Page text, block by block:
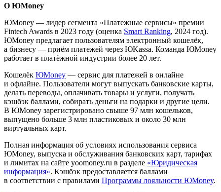
О ЮMoney
ЮMoney — лидер сегмента «Платежные сервисы» премии
Fintech Awards в 2023 году (оценка Smart Ranking, 2024 год).
ЮMoney предлагает пользователям электронный кошелёк,
а бизнесу — приём платежей через ЮKassa. Команда ЮMoney
работает в платёжной индустрии более 20 лет.
Кошелёк ЮMoney — сервис для платежей в онлайне
и офлайне. Пользователи могут выпускать банковские карты,
делать переводы, оплачивать товары и услуги, получать
кэшбэк баллами, собирать деньги на подарки и другие цели.
В ЮMoney зарегистрировано свыше 97 млн кошельков,
выпущено больше 3 млн пластиковых и около 30 млн
виртуальных карт.
Полная информация об условиях использования сервиса
ЮMoney, выпуска и обслуживания банковских карт, тарифах
и лимитах на сайте yoomoney.ru в разделе «Юридическая
информация». Кэшбэк предоставляется баллами
в соответствии с правилами Программы лояльности ЮMoney.